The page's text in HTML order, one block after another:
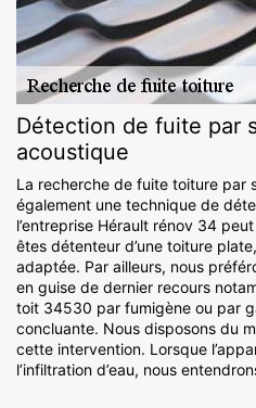
Détection de fuite par
acoustique
La recherche de fuite toiture par
également une technique de
l’entreprise Hérault rénov 34
êtes détenteur d’une toiture
adaptée. Par ailleurs, nous
en guise de dernier recours
toit 34530 par fumigène ou par
concluante. Nous disposons du
cette intervention. Lorsque
l’infiltration d’eau, nous